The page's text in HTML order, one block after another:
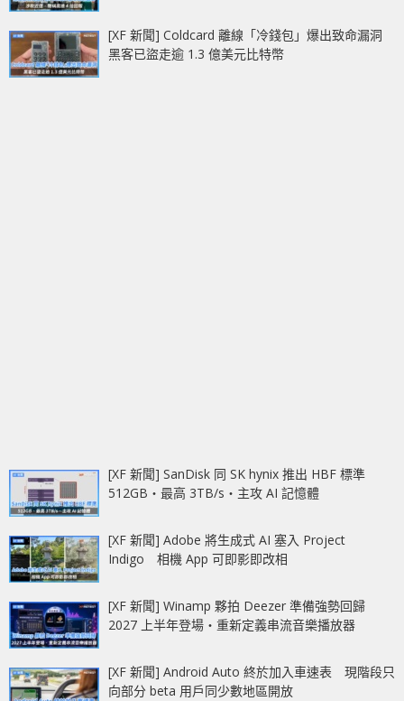
[XF 新聞] Coldcard 離線「冷錢包」爆出致命漏洞
黑客已盜走逾 1.3 億美元比特幣
[XF 新聞] SanDisk 同 SK hynix 推出 HBF 標準
512GB‧最高 3TB/s‧主攻 AI 記憶體
[XF 新聞] Adobe 將生成式 AI 塞入 Project
Indigo 相機 App 可即影即改相
[XF 新聞] Winamp 夥拍 Deezer 準備強勢回歸
2027 上半年登場‧重新定義串流音樂播放器
[XF 新聞] Android Auto 終於加入車速表 現階段只
向部分 beta 用戶同少數地區開放